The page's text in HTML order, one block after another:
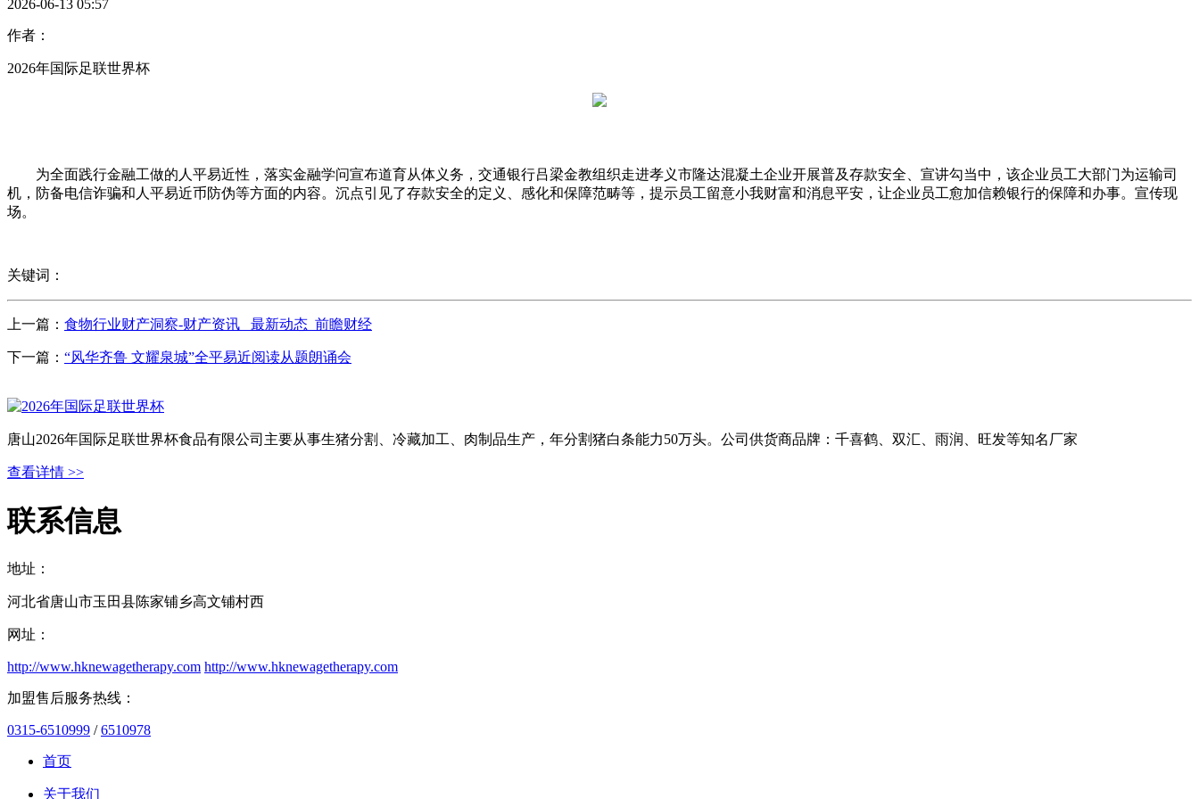
2026-06-13 05:57
作者：
2026年国际足联世界杯
为全面践行金融工做的人平易近性，落实金融学问宣布道育从体义务，交通银行吕梁金教组织走进孝义市隆达混凝土企业开展普及存款安全、宣讲勾当中，该企业员工大部门为运输司
机，防备电信诈骗和人平易近币防伪等方面的内容。沉点引见了存款安全的定义、感化和保障范畴等，提示员工留意小我财富和消息平安，让企业员工愈加信赖银行的保障和办事。宣传现
场。
关键词：
上一篇： 食物行业财产洞察-财产资讯_ 最新动态_前瞻财经
下一篇： “风华齐鲁 文耀泉城”全平易近阅读从题朗诵会
唐山2026年国际足联世界杯食品有限公司主要从事生猪分割、冷藏加工、肉制品生产，年分割猪白条能力50万头。公司供货商品牌：千喜鹤、双汇、雨润、旺发等知名厂家
查看详情 >>
联系信息
地址：
河北省唐山市玉田县陈家铺乡高文铺村西
网址：
http://www.hknewagetherapy.com http://www.hknewagetherapy.com
加盟售后服务热线：
0315-6510999 /6510978
首页
关于我们